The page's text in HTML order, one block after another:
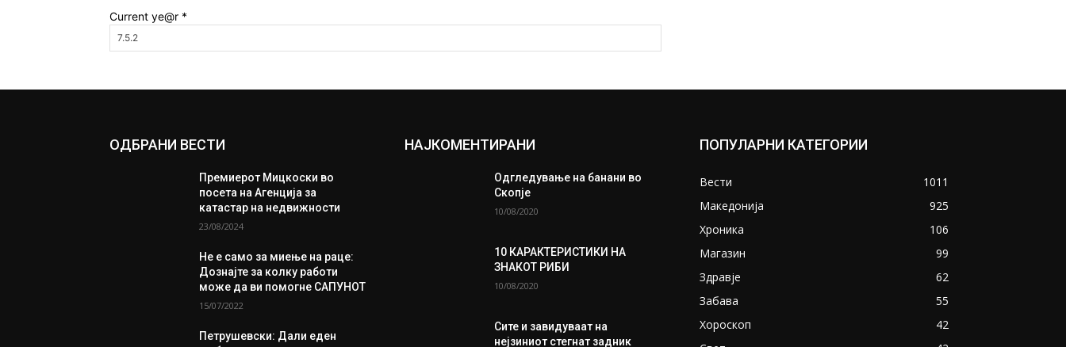
Current ye@r *
ОДБРАНИ ВЕСТИ
Премиерот Мицкоски во
посета на Агенција за
катастар на недвижности
23/08/2024
Не е само за миење на раце:
Дознајте за колку работи
може да ви помогне САПУНОТ
15/07/2022
Петрушевски: Дали еден
НАЈКОМЕНТИРАНИ
Одгледување на банани во
Скопје
10/08/2020
10 КАРАКТЕРИСТИКИ НА
ЗНАКОТ РИБИ
10/08/2020
Сите и завидуваат на
нејзиниот стегнат задник
ПОПУЛАРНИ КАТЕГОРИИ
Вести
1011
Македонија
925
Хроника
106
Магазин
99
Здравје
62
Забава
55
Хороскоп
42